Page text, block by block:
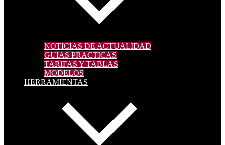
NOTICIAS DE ACTUALIDAD
GUIAS PRACTICAS
TARIFAS Y TABLAS
MODELOS
HERRAMIENTAS